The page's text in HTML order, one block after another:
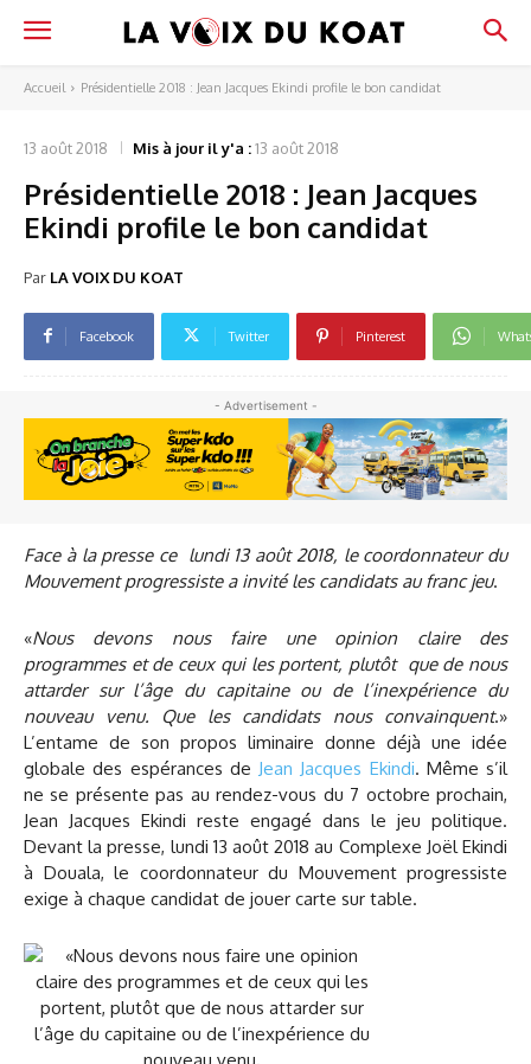
Accueil Présidentielle 2018 : Jean Jacques Ekindi profile le bon candidat
13 août 2018 Mis à jour il y'a :13 août 2018
Présidentielle 2018 : Jean Jacques
Ekindi profile le bon candidat
Par LA VOIX DU KOAT
Facebook Twitter Pinterest
- Advertisement -
Face à la presse ce lundi 13 août 2018, le coordonnateur du
Mouvement progressiste a invité les candidats au franc jeu.
«Nous devons nous faire une opinion claire des
programmes et de ceux qui les portent, plutôt que de nous
attarder sur l’âge du capitaine ou de l’inexpérience du
nouveau venu. Que les candidats nous convainquent.»
L’entame de son propos liminaire donne déjà une idée
globale des espérances de Jean Jacques Ekindi. Même s’il
ne se présente pas au rendez-vous du 7 octobre prochain,
Jean Jacques Ekindi reste engagé dans le jeu politique.
Devant la presse, lundi 13 août 2018 au Complexe Joël Ekindi
à Douala, le coordonnateur du Mouvement progressiste
exige à chaque candidat de jouer carte sur table.